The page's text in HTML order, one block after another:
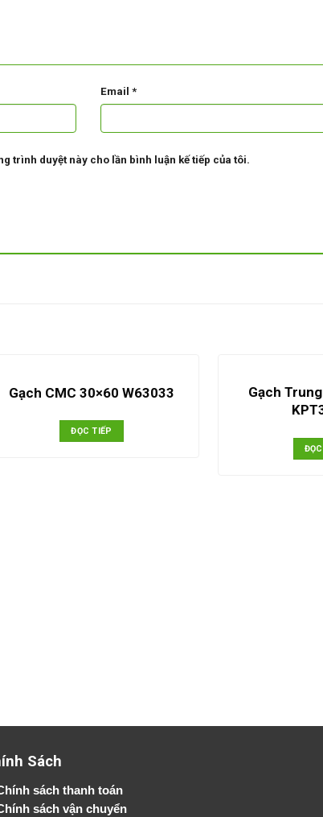
Email *
trình duyệt này cho lần bình luận kế tiếp của tôi.
Gạch CMC 30×60 W63033
ĐỌC TIẾP
Gạch
Sách
sách thanh toán
sách vận chuyển